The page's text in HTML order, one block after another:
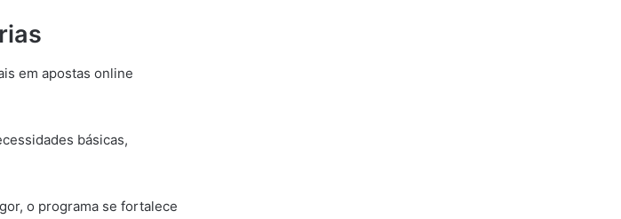
em apostas online
básicas,
o programa se fortalece